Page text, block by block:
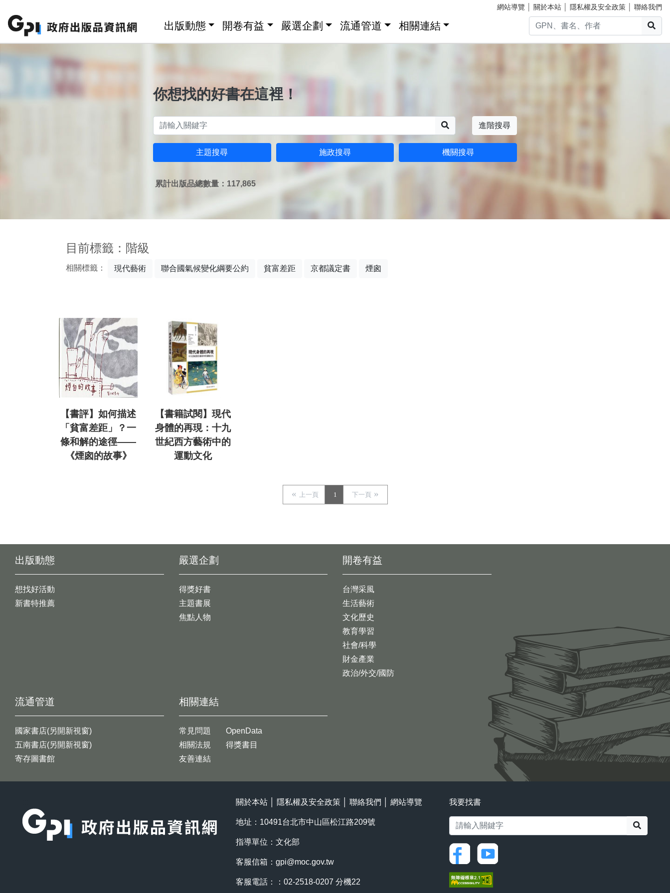
網站導覽 關於本站 隱私權及安全政策 聯絡我們
出版動態 開卷有益 嚴選企劃 流通管道 相關連結
你想找的好書在這裡！
進階搜尋
主題搜尋 施政搜尋 機關搜尋
累計出版品總數量：117,865
目前標籤：階級
相關標籤： 現代藝術 聯合國氣候變化綱要公約 貧富差距 京都議定書 煙囪
【書評】如何描述
「貧富差距」？一
條和解的途徑——
《煙囪的故事》
【書籍試閱】現代
身體的再現：十九
世紀西方藝術中的
運動文化
上一頁 1 下一頁
出版動態
想找好活動
新書特推薦
開卷有益
台灣采風
生活藝術
文化歷史
教育學習
社會/科學
財金產業
政治/外交/國防
嚴選企劃
得獎好書
主題書展
焦點人物
流通管道
國家書店(另開新視窗)
五南書店(另開新視窗)
寄存圖書館
相關連結
常見問題
相關法規
友善連結
OpenData
得獎書目
關於本站 隱私權及安全政策 聯絡我們 網站導覽
地址：10491台北市中山區松江路209號
指導單位：文化部
客服信箱： gpi@moc.gov.tw
客服電話：：02-2518-0207 分機22
我要找書